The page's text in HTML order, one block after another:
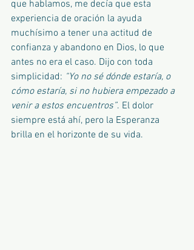
que hablamos, me decía que esta
experiencia de oración la ayuda
muchísimo a tener una actitud de
confianza y abandono en Dios, lo que
antes no era el caso. Dijo con toda
simplicidad: “Yo no sé dónde estaría, o
cómo estaría, si no hubiera empezado a
venir a estos encuentros”. El dolor
siempre está ahí, pero la Esperanza
brilla en el horizonte de su vida.